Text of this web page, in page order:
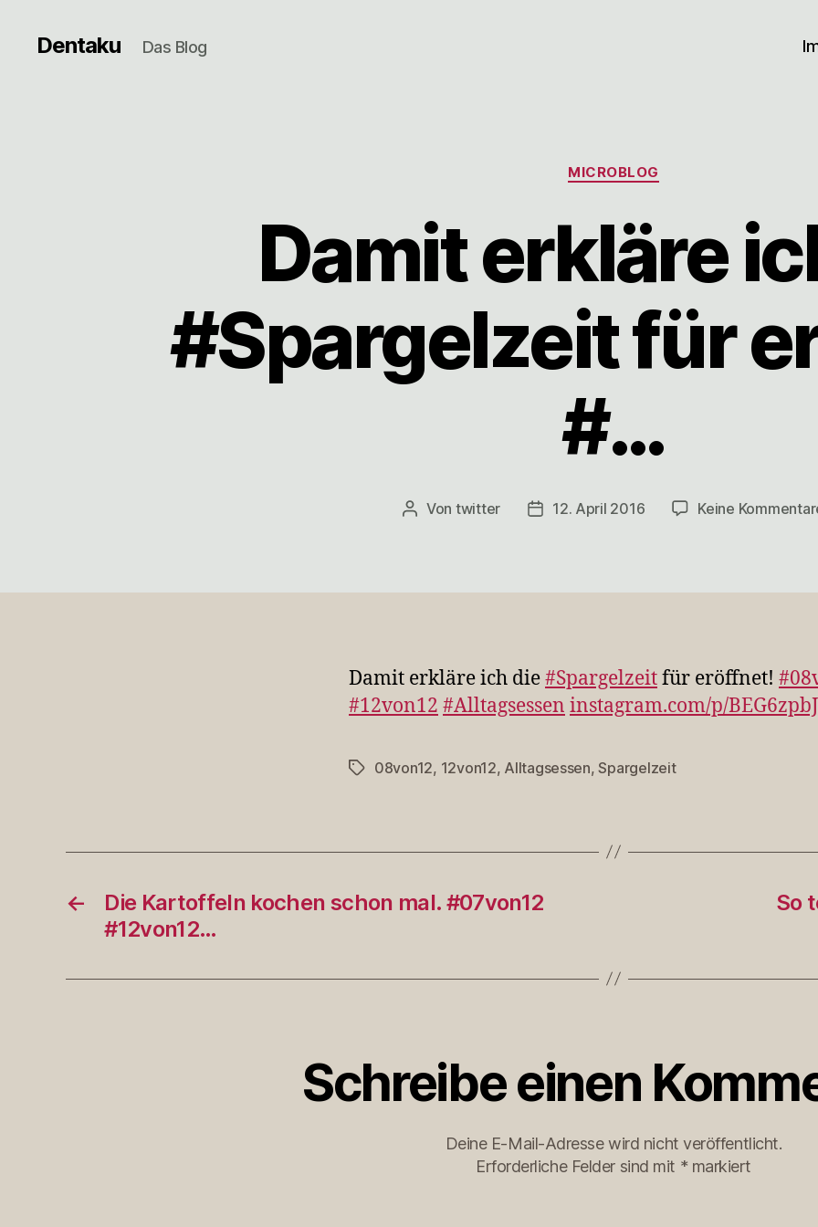
Dentaku Das Blog
Kategorien
MICROBLOG
Damit erkläre
#Spargelzeit für
#…
Beitragsautor
Von twitter Veröffentlichungsdatum
12. April 2016 Keine
Damit erkläre ich die#Spargelzeitfür eröffnet!
#12von12 #Alltagsessen instagram.com/p/
Schlagwörter
08von12, 12von12, Alltagsessen,Spargelzeit
←
Die Kartoffeln kochen schon mal. #07von12
#12von12…
So
Schreibe einen
Deine E-Mail-Adresse wird nicht veröffentlicht.
Erforderliche Felder sind mit * markiert